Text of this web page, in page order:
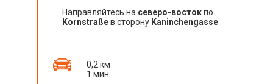
Направляйтесь на северо-востокпо
Kornstraßeв сторону Kaninchengasse
0,2 км
1 мин.